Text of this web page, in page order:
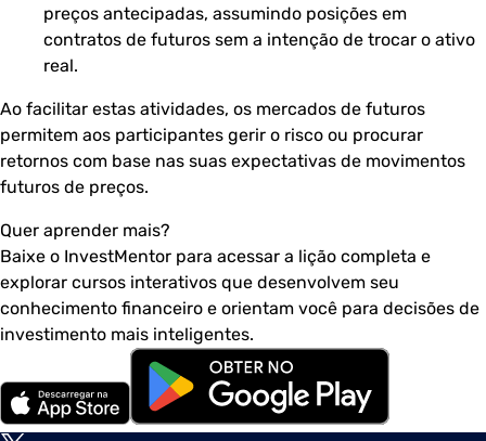
preços antecipadas, assumindo posições em
contratos de futuros sem a intenção de trocar o ativo
real.
Ao facilitar estas atividades, os mercados de futuros
permitem aos participantes gerir o risco ou procurar
retornos com base nas suas expectativas de movimentos
futuros de preços.
Quer aprender mais?
Baixe o InvestMentor para acessar a lição completa e
explorar cursos interativos que desenvolvem seu
conhecimento financeiro e orientam você para decisões de
investimento mais inteligentes.